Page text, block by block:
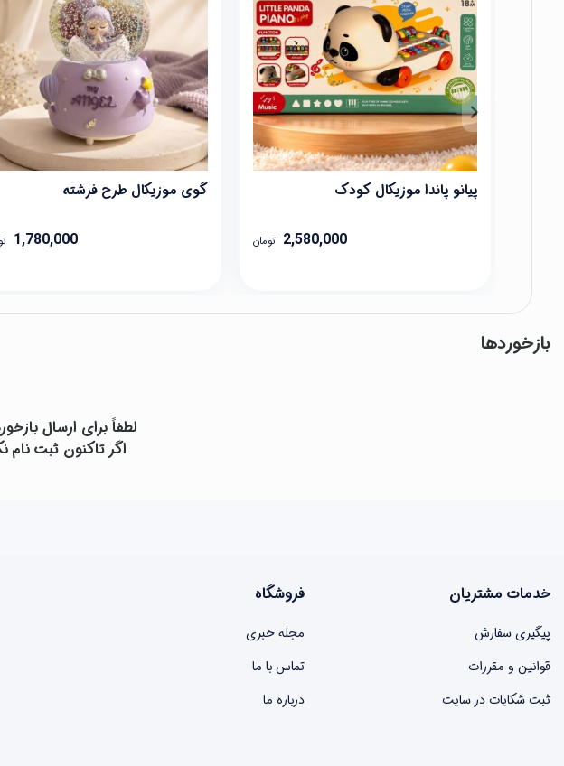
پیانو پاندا موزیکال کودک
2,580,000 تومان
گوی موزیکال طرح فرشته
1,780,000
بازخوردها
لطفاً برای ارسال
اگر تاکنون ثبت نام
خدمات مشتریان
پیگیری سفارش
قوانین و مقررات
ثبت شکایات در سایت
فروشگاه
مجله خبری
تماس با ما
درباره ما